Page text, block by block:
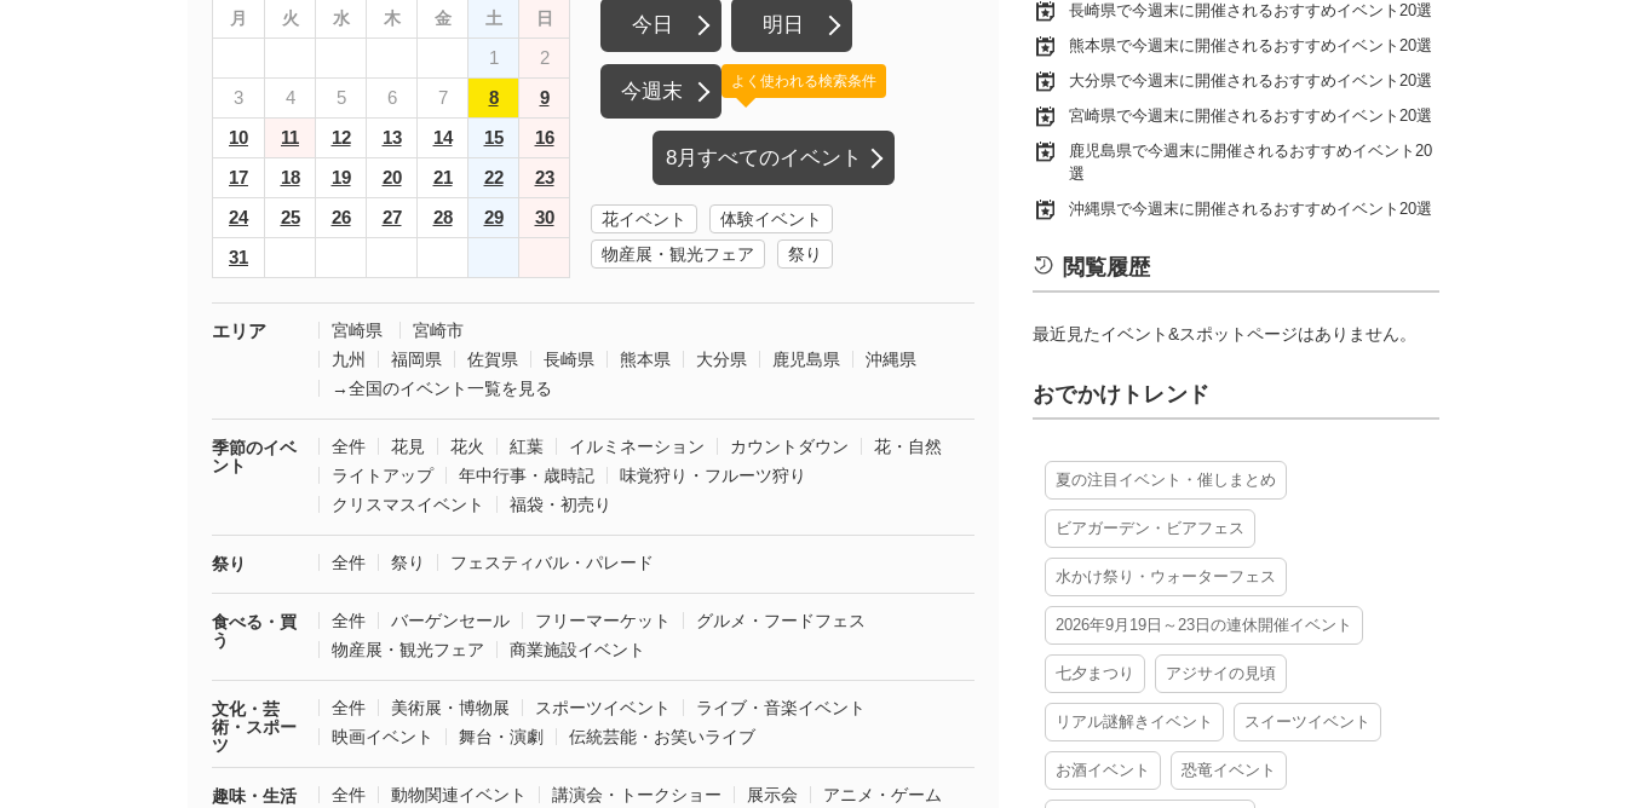
月 火 水 木 金 土 日
1
2
3
4 5 6 7 8
9
10
11 12 13 14 15
16
17
18 19 20 21 22
23
24
25 26 27 28 29
30
31
今日 明日
今週末
8月すべてのイベント
よく使われる検索条件
花イベント
体験イベント
物産展・観光フェア
祭り
エリア 宮崎県
宮崎市
九州
福岡県 佐賀県 長崎県 熊本県 大分県 鹿児島県
沖縄県
→全国のイベント一覧を見る
季節のイベ
ント
全件 花見 花火 紅葉 イルミネーション カウントダウン
花・自然
ライトアップ
年中行事・歳時記
味覚狩り・フルーツ狩り
クリスマスイベント
福袋・初売り
祭り 全件 祭り フェスティバル・パレード
食べる・買
う
全件 バーゲンセール フリーマーケット
グルメ・フードフェス
物産展・観光フェア
商業施設イベント
文化・芸
術・スポー
ツ
全件 美術展・博物展 スポーツイベント
ライブ・音楽イベント
映画イベント
舞台・演劇 伝統芸能・お笑いライブ
趣味・生活 全件 動物関連イベント 講演会・トークショー 展示会 アニメ・ゲーム
長崎県で今週末に開催されるおすすめイベント20選
熊本県で今週末に開催されるおすすめイベント20選
大分県で今週末に開催されるおすすめイベント20選
宮崎県で今週末に開催されるおすすめイベント20選
鹿児島県で今週末に開催されるおすすめイベント20
選
沖縄県で今週末に開催されるおすすめイベント20選
閲覧履歴
最近見たイベント&スポットページはありません。
おでかけトレンド
夏の注目イベント・催しまとめ
ビアガーデン・ビアフェス
水かけ祭り・ウォーターフェス
2026年9月19日～23日の連休開催イベント
七夕まつり アジサイの見頃
リアル謎解きイベント スイーツイベント
お酒イベント 恐竜イベント